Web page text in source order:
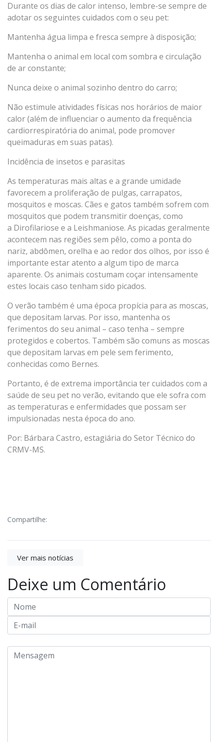
Durante os dias de calor intenso, lembre-se sempre de
adotar os seguintes cuidados com o seu pet:
Mantenha água limpa e fresca sempre à disposição;
Mantenha o animal em local com sombra e circulação
de ar constante;
Nunca deixe o animal sozinho dentro do carro;
Não estimule atividades físicas nos horários de maior
calor (além de influenciar o aumento da frequência
cardiorrespiratória do animal, pode promover
queimaduras em suas patas).
Incidência de insetos e parasitas
As temperaturas mais altas e a grande umidade
favorecem a proliferação de pulgas, carrapatos,
mosquitos e moscas. Cães e gatos também sofrem com
mosquitos que podem transmitir doenças, como
a Dirofilariose e a Leishmaniose. As picadas geralmente
acontecem nas regiões sem pêlo, como a ponta do
nariz, abdômen, orelha e ao redor dos olhos, por isso é
importante estar atento a algum tipo de marca
aparente. Os animais costumam coçar intensamente
estes locais caso tenham sido picados.
O verão também é uma época propícia para as moscas,
que depositam larvas. Por isso, mantenha os
ferimentos do seu animal – caso tenha – sempre
protegidos e cobertos. Também são comuns as moscas
que depositam larvas em pele sem ferimento,
conhecidas como Bernes.
Portanto, é de extrema importância ter cuidados com a
saúde de seu pet no verão, evitando que ele sofra com
as temperaturas e enfermidades que possam ser
impulsionadas nesta época do ano.
Por: Bárbara Castro, estagiária do Setor Técnico do
CRMV-MS.
Compartilhe:
Ver mais notícias
Deixe um Comentário